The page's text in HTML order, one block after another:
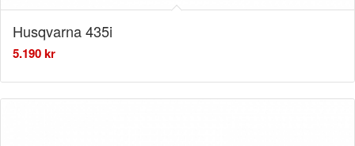
Husqvarna 435i
5.190kr